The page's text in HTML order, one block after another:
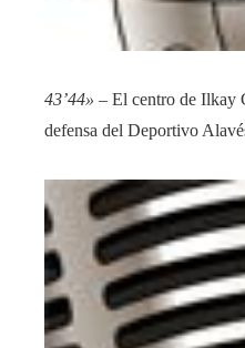
43’44» – El centro de Ilkay
defensa del Deportivo